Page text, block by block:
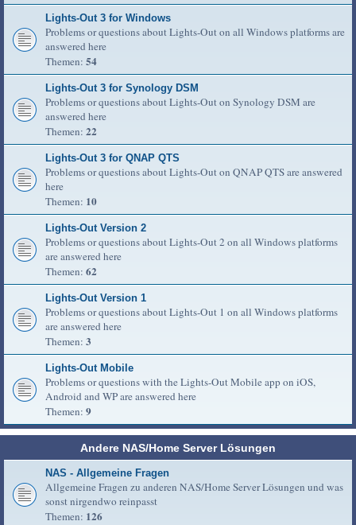
Lights-Out 3 for Windows
Problems or questions about Lights-Out on all Windows platforms are
answered here
Themen: 54
Lights-Out 3 for Synology DSM
Problems or questions about Lights-Out on Synology DSM are
answered here
Themen: 22
Lights-Out 3 for QNAP QTS
Problems or questions about Lights-Out on QNAP QTS are answered
here
Themen: 10
Lights-Out Version 2
Problems or questions about Lights-Out 2 on all Windows platforms
are answered here
Themen: 62
Lights-Out Version 1
Problems or questions about Lights-Out 1 on all Windows platforms
are answered here
Themen: 3
Lights-Out Mobile
Problems or questions with the Lights-Out Mobile app on iOS,
Android and WP are answered here
Themen: 9
Andere NAS/Home Server Lösungen
NAS - Allgemeine Fragen
Allgemeine Fragen zu anderen NAS/Home Server Lösungen und was
sonst nirgendwo reinpasst
Themen: 126